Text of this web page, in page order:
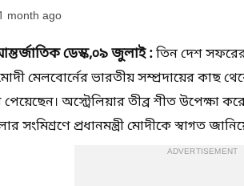
month ago
ডেস্ক,০৯ জুলাই :তিন দেশ সফরের
মোদী মেলবোর্নের ভারতীয় সম্প্রদায়ের
পেয়েছেন। অস্ট্রেলিয়ার তীব্র শীত উপেক্ষা
সংমিশ্রণে প্রধানমন্ত্রী মোদীকে স্বাগত
ADVERTISEMENT